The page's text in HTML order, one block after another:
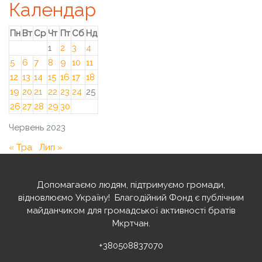
Календар
Червень 2023
Пн Вт Ср Чт Пт Сб Нд
1
2 3
4
5
6 7 8 9 10 11
12 13 14 15 16 17 18
19 20 21 22 23 24 25
26 27 28 29 30
« Тра Лип »
Допомагаємо людям, підтримуємо громади,
відновлюємо Україну! ️ Благодійний Фонд є публічним
майданчиком для громадської активності братів
Мкртчан.
+380508837070